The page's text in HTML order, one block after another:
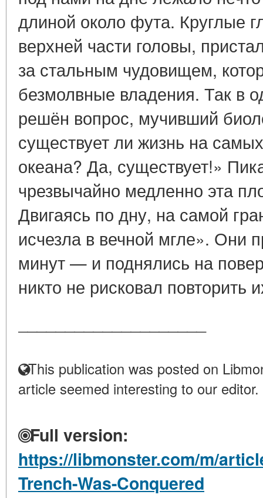
длиной около фута. Круглые
верхней части головы,
за стальным чудовищем,
безмолвные владения. Так в
решён вопрос, мучивший
существует ли жизнь на
океана? Да, существует!»
чрезвычайно медленно эта
Двигаясь по дну, на самой
исчезла в вечной мгле». Они
минут — и поднялись на
никто не рисковал повторить
This publication was posted on
article seemed interesting to our editor.
Full version:
https://libmonster.com/m/
Trench-Was-Conquered